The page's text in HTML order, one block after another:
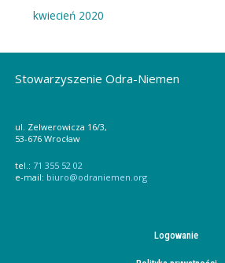
kwiecień 2020
Stowarzyszenie Odra-Niemen
ul. Zelwerowicza 16/3,
53-676 Wrocław
tel.: 71 355 52 02
e-mail: biuro@odraniemen.org
Logowanie